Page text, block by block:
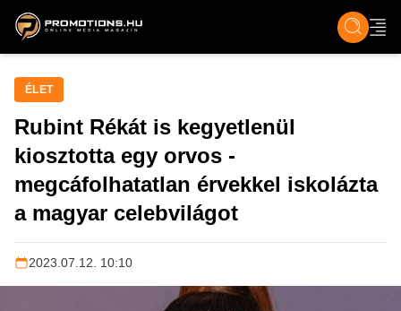
ZENE, FILM & KULT ÉLET TECH &
ÉLET
Rubint Rékát is kegyetlenül
kiosztotta egy orvos -
megcáfolhatatlan érvekkel iskolázta
a magyar celebvilágot
2023.07.12. 10:10